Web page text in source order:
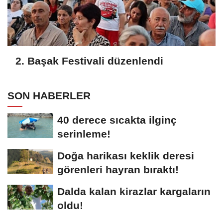
2. Başak Festivali düzenlendi
SON HABERLER
40 derece sıcakta ilginç
serinleme!
Doğa harikası keklik deresi
görenleri hayran bıraktı!
Dalda kalan kirazlar kargaların
oldu!